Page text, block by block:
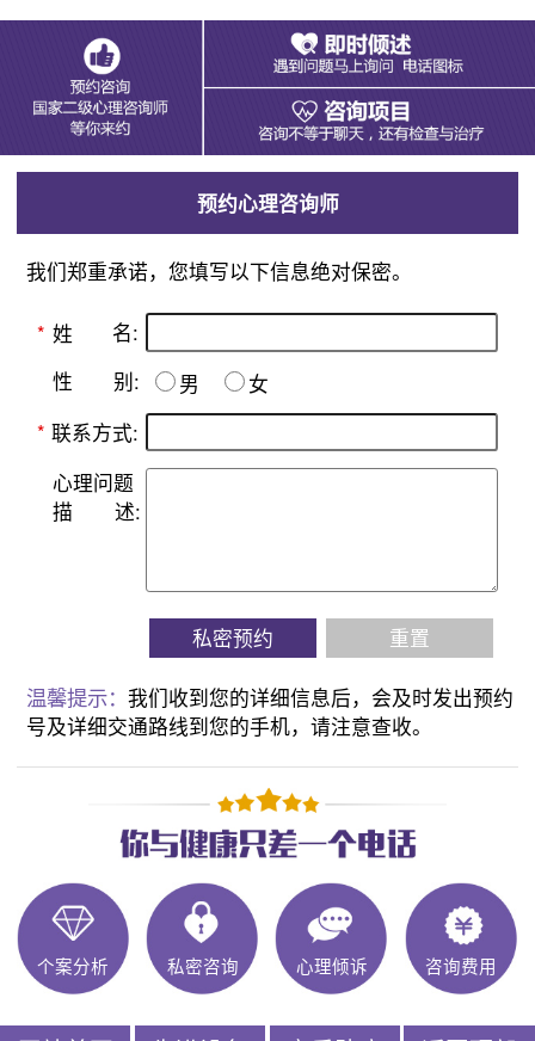
预约心理咨询师
我们郑重承诺，您填写以下信息绝对保密。
* 姓 名:
性 别: 男
女
* 联系方式:
心理问题
描
述:
私密预约 重置
温馨提示：我们收到您的详细信息后，会及时发出预约
号及详细交通路线到您的手机，请注意查收。
个案分析 私密咨询 心理倾诉 咨询费用